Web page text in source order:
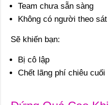
Team chưa sẵn sàng
Không có người theo sát
Sẽ khiến bạn:
Bị cô lập
Chết lãng phí chiêu cuối